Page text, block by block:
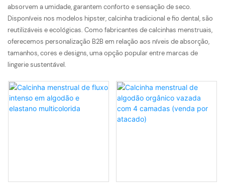
absorvem a umidade, garantem conforto e sensação de seco.
Disponíveis nos modelos hipster, calcinha tradicional e fio dental, são
reutilizáveis ​​e ecológicas. Como fabricantes de calcinhas menstruais,
oferecemos personalização B2B em relação aos níveis de absorção,
tamanhos, cores e designs, uma opção popular entre marcas de
lingerie sustentável.